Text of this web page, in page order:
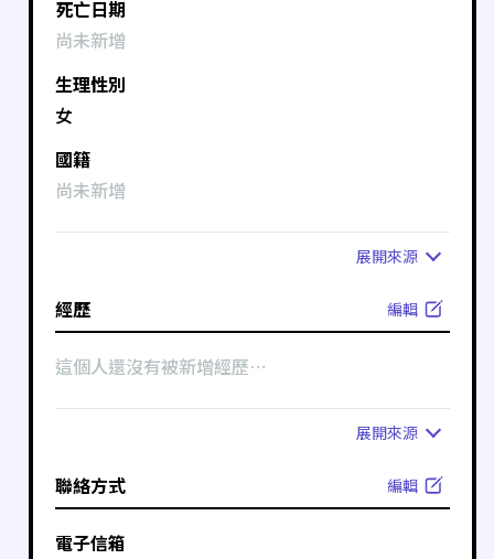
死亡日期
尚未新增
生理性別
女
國籍
尚未新增
展開來源
經歷 編輯
這個人還沒有被新增經歷⋯
展開來源
聯絡方式 編輯
電子信箱